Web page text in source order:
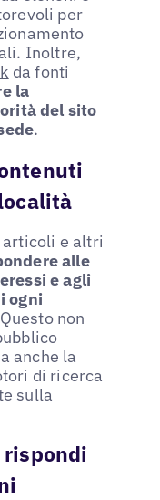
per
Inoltre,
da fonti
la
del sito
.
articoli e altri
alle
e agli
ogni
non
anche la
di ricerca
sulla
rispondi